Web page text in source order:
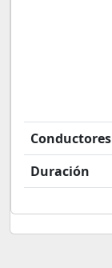
Conductores
Duración